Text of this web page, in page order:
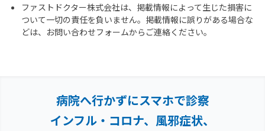
ファストドクター株式会社は、掲載情報によって生じた損害に
ついて一切の責任を負いません。掲載情報に誤りがある場合な
どは、お問い合わせフォームからご連絡ください。
病院へ行かずにスマホで診察
インフル・コロナ、風邪症状、